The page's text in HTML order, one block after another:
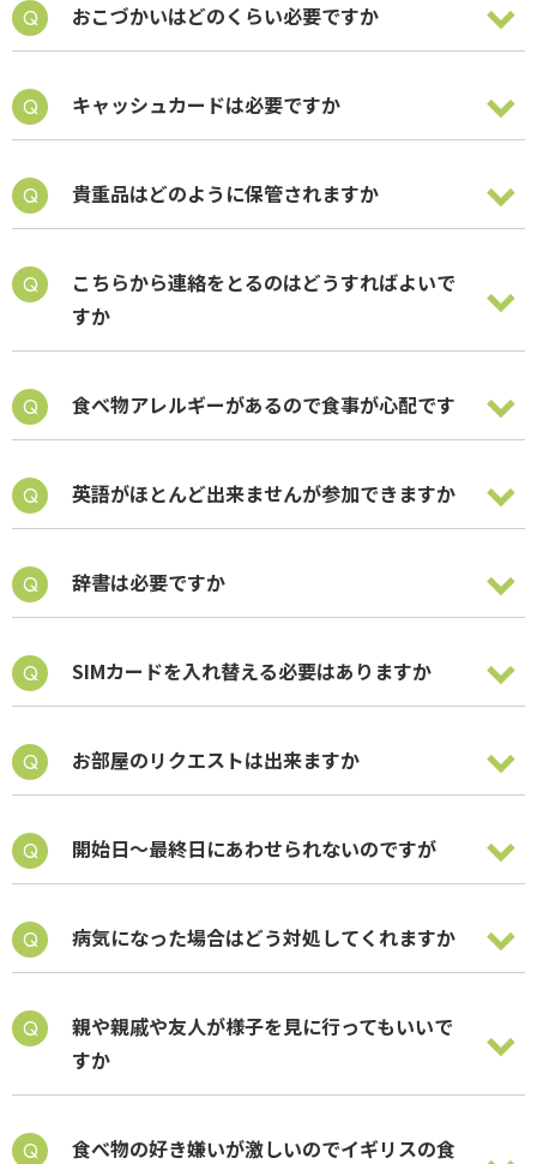
おこづかいはどのくらい必要ですか
キャッシュカードは必要ですか
貴重品はどのように保管されますか
こちらから連絡をとるのはどうすればよいで
すか
食べ物アレルギーがあるので食事が心配です
英語がほとんど出来ませんが参加できますか
辞書は必要ですか
SIMカードを入れ替える必要はありますか
お部屋のリクエストは出来ますか
開始日～最終日にあわせられないのですが
病気になった場合はどう対処してくれますか
親や親戚や友人が様子を見に行ってもいいで
すか
食べ物の好き嫌いが激しいのでイギリスの食